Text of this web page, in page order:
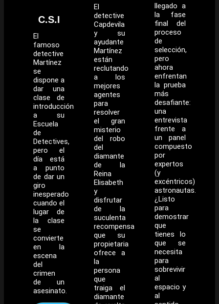
C.S.I
El
famoso
detective
Martínez
se
dispone a
dar una
clase de
introducción
a su
Escuela
de
Detectives,
pero el
día está
a punto
de dar un
giro
inesperado
cuando el
lugar de
la clase
se
convierte
en la
escena
del
crimen
de un
asesinato.
El
detective
Capdevila
y su
ayudante
Martínez
están
reclutando
a los
mejores
agentes
para
resolver
el gran
misterio
del robo
del
diamante
de la
Reina
Elisabeth
y
disfrutar
de la
suculenta
recompensa
que su
propietaria
ofrece a
la
persona
que
traiga el
diamante
llegado a
la fase
final del
proceso
de
selección,
pero
ahora
enfrentan
la prueba
más
desafiante:
una
entrevista
frente a
un panel
compuesto
por
expertos
(y
excéntricos)
astronautas.
¿Listo
para
demostrar
que
tienes lo
que se
necesita
para
sobrevivir
al
espacio y
al